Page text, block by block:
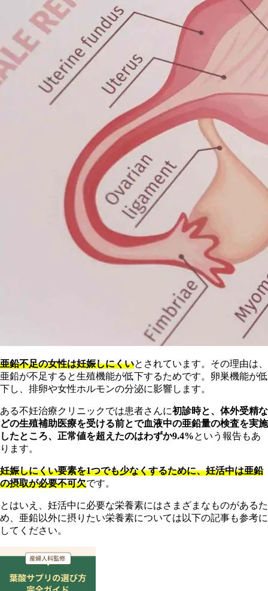
亜鉛不足の女性は妊娠しにくいとされています。その理由は、
亜鉛が不足すると生殖機能が低下するためです。卵巣機能が低
下し、排卵や女性ホルモンの分泌に影響します。
ある不妊治療クリニックでは患者さんに初診時と、体外受精な
どの生殖補助医療を受ける前とで血液中の亜鉛量の検査を実施
したところ、正常値を超えたのはわずか9.4%という報告もあ
ります。
妊娠しにくい要素を1つでも少なくするために、妊活中は亜鉛
の摂取が必要不可欠です。
とはいえ、妊活中に必要な栄養素にはさまざまなものがあるた
め、亜鉛以外に摂りたい栄養素については以下の記事も参考に
してください。